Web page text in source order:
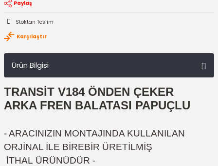
Paylaş
Stoktan Teslim
Karşılaştır
Ürün Bilgisi
TRANSİT V184 ÖNDEN ÇEKER
ARKA FREN BALATASI PAPUÇLU
- ARACINIZIN MONTAJINDA KULLANILAN
ORJİNAL İLE BİREBİR ÜRETİLMİŞ
İTHAL ÜRÜNÜDÜR -